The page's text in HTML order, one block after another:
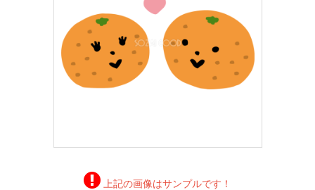
上記の画像はサンプルです！